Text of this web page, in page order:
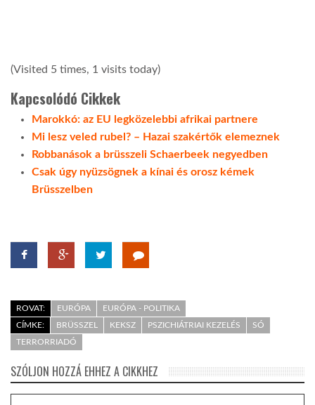
(Visited 5 times, 1 visits today)
Kapcsolódó Cikkek
Marokkó: az EU legközelebbi afrikai partnere
Mi lesz veled rubel? – Hazai szakértők elemeznek
Robbanások a brüsszeli Schaerbeek negyedben
Csak úgy nyüzsögnek a kínai és orosz kémek
Brüsszelben
ROVAT: EURÓPA
EURÓPA - POLITIKA
CÍMKE:
BRÜSSZEL KEKSZ PSZICHIÁTRIAI KEZELÉS
SÓ
TERRORRIADÓ
SZÓLJON HOZZÁ EHHEZ A CIKKHEZ